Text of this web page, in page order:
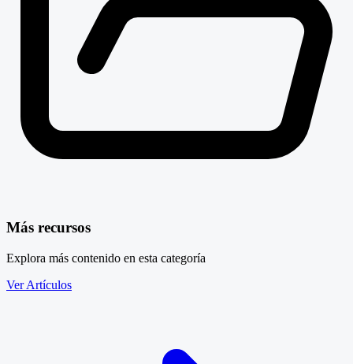
Más recursos
Explora más contenido en esta categoría
Ver Artículos